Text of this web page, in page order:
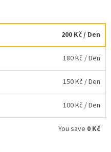
200 Kč/ Den
180 Kč / Den
150 Kč / Den
100 Kč / Den
You save 0 Kč